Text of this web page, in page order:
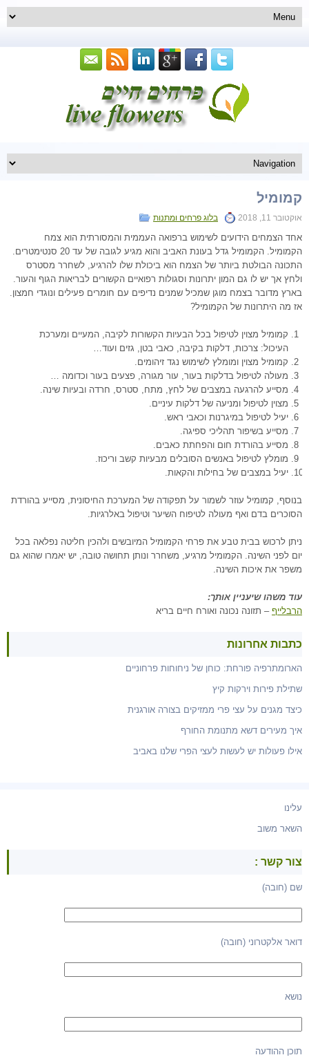
קמומיל
אוקטובר 11, 2018 בלוג פרחים ומתנות
אחד הצמחים הידועים לשימוש ברפואה העממית והמסורתית הוא צמח
הקמומיל. הקמומיל גדל בעונת האביב והוא מגיע לגובה של עד 20 סנטימטרים.
התכונה הבולטת ביותר של הצמח הוא ביכולת שלו להרגיע, לשחרר מסטרס
ולחץ אך יש לו גם המון יתרונות וסגולות רפואיים הקשורים לבריאות הגוף והעור.
בארץ מדובר בצמח מוגן שמכיל שמנים נדיפים עם חומרים פעילים ונוגדי חמצון.
אז מה היתרונות של הקמומיל?
קמומיל מצוין לטיפול בכל הבעיות הקשורות לקיבה, המעיים ומערכת
העיכול: צרכות, דלקות בקיבה, כאבי בטן, גזים ועוד…
קמומיל מצוין ומומלץ לשימוש נגד זיהומים.
מעולה לטיפול בדלקות בעור, עור מגורה, פצעים בעור וכדומה …
מסייע להרגעה במצבים של לחץ, מתח, סטרס, חרדה ובעיות שינה.
מצוין לטיפול ומניעה של דלקות עיניים.
יעיל לטיפול במיגרנות וכאבי ראש.
מסייע בשיפור תהליכי ספיגה.
מסייע בהורדת חום והפחתת כאבים.
מומלץ לטיפול באנשים הסובלים מבעיות קשב וריכוז.
יעיל במצבים של בחילות והקאות.
בנוסף, קמומיל עוזר לשמור על תפקודה של המערכת החיסונית, מסייע בהורדת
הסוכרים בדם ואף מעולה לטיפוח השיער וטיפול באלרגיות.
ניתן לרכוש בבית טבע את פרחי הקמומיל המיובשים ולהכין חליטה נפלאה בכל
יום לפני השינה. הקמומיל מרגיע, משחרר ונותן תחושה טובה, יש יאמרו שהוא גם
משפר את איכות השינה.
עוד משהו שיעניין אותך:
הרבלייף – תזונה נכונה ואורח חיים בריא
כתבות אחרונות
הארומתרפיה פורחת: כוחן של ניחוחות פרחוניים
שתילת פירות וירקות קיץ
כיצד מגנים על עצי פרי ממזיקים בצורה אורגנית
איך מעירים דשא מתנומת החורף
אילו פעולות יש לעשות לעצי הפרי שלנו באביב
עלינו
השאר משוב
צור קשר :
שם (חובה)
דואר אלקטרוני (חובה)
נושא
תוכן ההודעה